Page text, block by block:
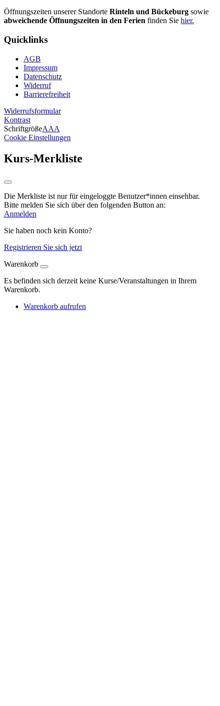
Öffnungszeiten unserer Standorte Rinteln und Bückeburg sowie
abweichende Öffnungszeiten in den Ferien finden Sie hier.
Quicklinks
AGB
Impressum
Datenschutz
Widerruf
Barrierefreiheit
Widerrufsformular
Kontrast
SchriftgrößeAAA
Cookie Einstellungen
Kurs-Merkliste
Die Merkliste ist nur für eingeloggte Benutzer*innen einsehbar.
Bitte melden Sie sich über den folgenden Button an:
Anmelden
Sie haben noch kein Konto?
Registrieren Sie sich jetzt
Warenkorb
Es befinden sich derzeit keine Kurse/Veranstaltungen in Ihrem
Warenkorb.
Warenkorb aufrufen